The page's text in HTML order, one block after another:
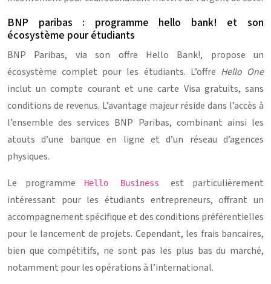
BNP paribas : programme hello bank! et son
écosystème pour étudiants
BNP Paribas, via son offre Hello Bank!, propose un
écosystème complet pour les étudiants. L’offre Hello One
inclut un compte courant et une carte Visa gratuits, sans
conditions de revenus. L’avantage majeur réside dans l’accès à
l’ensemble des services BNP Paribas, combinant ainsi les
atouts d’une banque en ligne et d’un réseau d’agences
physiques.
Le programme
Hello Business est particulièrement
intéressant pour les étudiants entrepreneurs, offrant un
accompagnement spécifique et des conditions préférentielles
pour le lancement de projets. Cependant, les frais bancaires,
bien que compétitifs, ne sont pas les plus bas du marché,
notamment pour les opérations à l’international.